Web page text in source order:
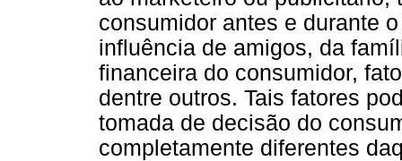
consumidor antes e durante
influência de amigos, da
financeira do consumidor,
dentre outros. Tais fatores
tomada de decisão do
completamente diferentes